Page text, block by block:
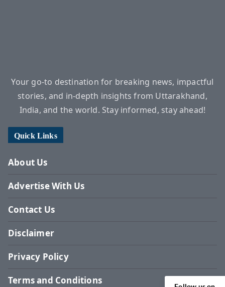
Your go-to destination for breaking news, impactful
stories, and in-depth insights from Uttarakhand,
India, and the world. Stay informed, stay ahead!
Quick Links
About Us
Advertise With Us
Contact Us
Disclaimer
Privacy Policy
Terms and Conditions